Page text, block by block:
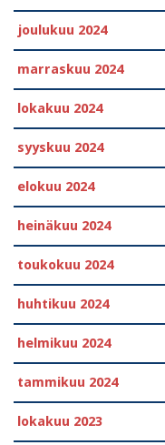
joulukuu 2024
marraskuu 2024
lokakuu 2024
syyskuu 2024
elokuu 2024
heinäkuu 2024
toukokuu 2024
huhtikuu 2024
helmikuu 2024
tammikuu 2024
lokakuu 2023